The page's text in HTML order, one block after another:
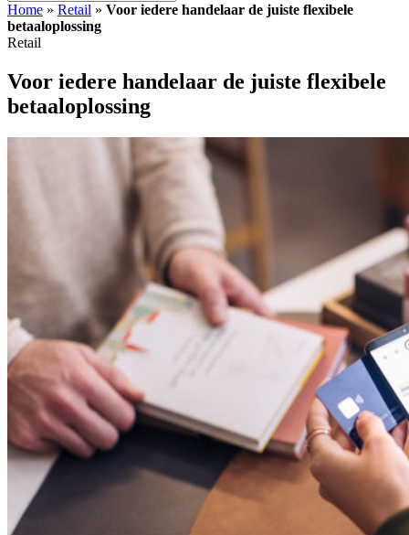
Home » Retail » Voor iedere handelaar de juiste flexibele
betaaloplossing
Retail
Voor iedere handelaar de juiste flexibele
betaaloplossing